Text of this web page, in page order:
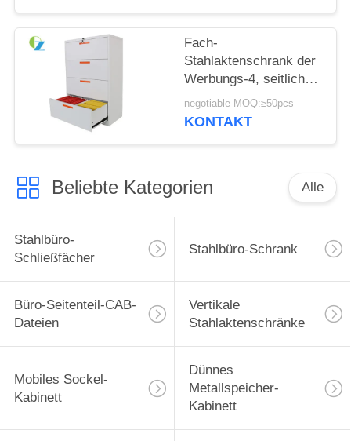
Fach-
Stahlaktenschrank der
Werbungs-4, seitlicher
Aktenspeicherungs-
Kabinett-Staub-Beweis
negotiable MOQ:≥50pcs
KONTAKT
Beliebte Kategorien Alle
Stahlbüro-
Schließfächer
Stahlbüro-Schrank
Büro-Seitenteil-CAB-
Dateien
Vertikale
Stahlaktenschränke
Mobiles Sockel-
Kabinett
Dünnes
Metallspeicher-
Kabinett